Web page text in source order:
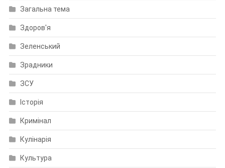
Загальна тема
Здоров'я
Зеленський
Зрадники
ЗСУ
Історія
Кримінал
Кулінарія
Культура